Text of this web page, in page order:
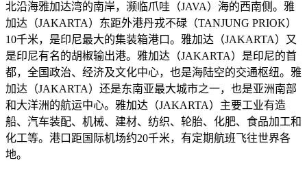
北沿海雅加达湾的南岸，濒临爪哇（JAVA）海的西南侧。雅
加达（JAKARTA）东距外港丹戎不碌（TANJUNG PRIOK）
10千米，是印尼最大的集装箱港口。雅加达（JAKARTA）又
是印尼有名的胡椒输出港。雅加达（JAKARTA）是印尼的首
都，全国政治、经济及文化中心，也是海陆空的交通枢纽。雅
加达（JAKARTA）还是东南亚最大城市之一，也是亚洲南部
和大洋洲的航运中心。雅加达（JAKARTA）主要工业有造
船、汽车装配、机械、建材、纺织、轮胎、化肥、食品加工和
化工等。港口距国际机场约20千米，有定期航班飞往世界各
地。